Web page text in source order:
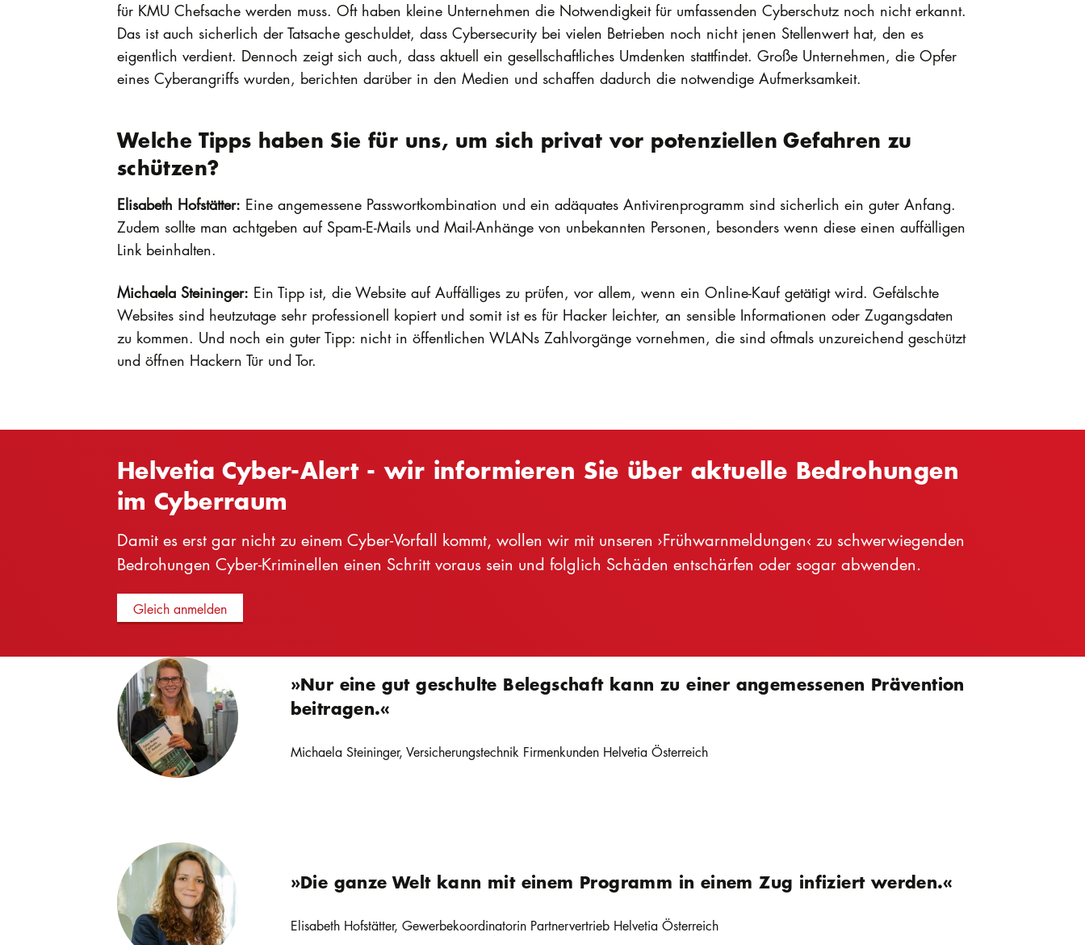
für KMU Chefsache werden muss. Oft haben kleine Unternehmen die Notwendigkeit für umfassenden Cyberschutz noch nicht erkannt.
Das ist auch sicherlich der Tatsache geschuldet, dass Cybersecurity bei vielen Betrieben noch nicht jenen Stellenwert hat, den es
eigentlich verdient. Dennoch zeigt sich auch, dass aktuell ein gesellschaftliches Umdenken stattfindet. Große Unternehmen, die Opfer
eines Cyberangriffs wurden, berichten darüber in den Medien und schaffen dadurch die notwendige Aufmerksamkeit.
Welche Tipps haben Sie für uns, um sich privat vor potenziellen Gefahren zu
schützen?
Elisabeth Hofstätter: Eine angemessene Passwortkombination und ein adäquates Antivirenprogramm sind sicherlich ein guter Anfang.
Zudem sollte man achtgeben auf Spam-E-Mails und Mail-Anhänge von unbekannten Personen, besonders wenn diese einen auffälligen
Link beinhalten.
Michaela Steininger: Ein Tipp ist, die Website auf Auffälliges zu prüfen, vor allem, wenn ein Online-Kauf getätigt wird. Gefälschte
Websites sind heutzutage sehr professionell kopiert und somit ist es für Hacker leichter, an sensible Informationen oder Zugangsdaten
zu kommen. Und noch ein guter Tipp: nicht in öffentlichen WLANs Zahlvorgänge vornehmen, die sind oftmals unzureichend geschützt
und öffnen Hackern Tür und Tor.
Helvetia Cyber-Alert - wir informieren Sie über aktuelle Bedrohungen
im Cyberraum
Damit es erst gar nicht zu einem Cyber-Vorfall kommt, wollen wir mit unseren ›Frühwarnmeldungen‹ zu schwerwiegenden
Bedrohungen Cyber-Kriminellen einen Schritt voraus sein und folglich Schäden entschärfen oder sogar abwenden.
Gleich anmelden
»Nur eine gut geschulte Belegschaft kann zu einer angemessenen Prävention
beitragen.«
Michaela Steininger, Versicherungstechnik Firmenkunden Helvetia Österreich
»Die ganze Welt kann mit einem Programm in einem Zug infiziert werden.«
Elisabeth Hofstätter, Gewerbekoordinatorin Partnervertrieb Helvetia Österreich